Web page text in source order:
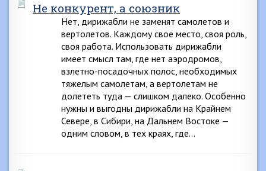
Не конкурент, а союзник
Нет, дирижабли не заменят самолетов и
вертолетов. Каждому свое место, своя роль,
своя работа. Использовать дирижабли
имеет смысл там, где нет аэродромов,
взлетно-посадочных полос, необходимых
тяжелым самолетам, а вертолетам не
долететь туда — слишком далеко. Особенно
нужны и выгодны дирижабли на Крайнем
Севере, в Сибири, на Дальнем Востоке —
одним словом, в тех краях, где…